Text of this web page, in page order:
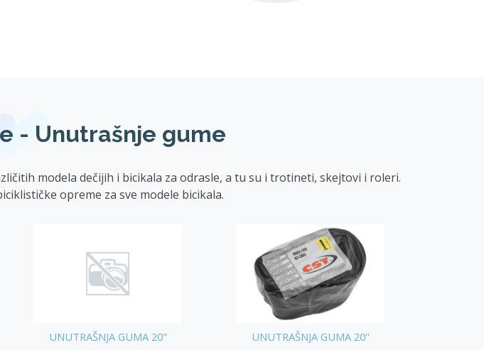
- Unutrašnje gume
modela dečijih i bicikala za odrasle, a tu su i trotineti, skejtovi i roleri.
opreme za sve modele bicikala.
UNUTRAŠNJA GUMA 20" UNUTRAŠNJA GUMA 20''